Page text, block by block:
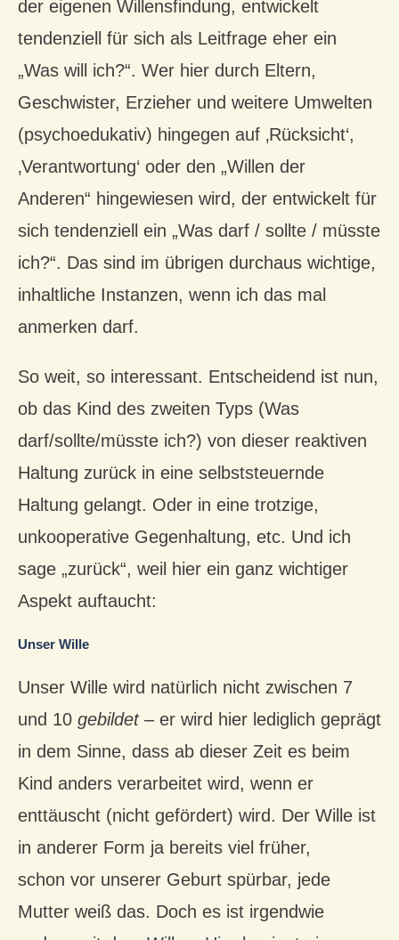
der eigenen Willensfindung, entwickelt
tendenziell für sich als Leitfrage eher ein
„Was will ich?“. Wer hier durch Eltern,
Geschwister, Erzieher und weitere Umwelten
(psychoedukativ) hingegen auf ‚Rücksicht‘,
‚Verantwortung‘ oder den „Willen der
Anderen“ hingewiesen wird, der entwickelt für
sich tendenziell ein „Was darf / sollte / müsste
ich?“. Das sind im übrigen durchaus wichtige,
inhaltliche Instanzen, wenn ich das mal
anmerken darf.
So weit, so interessant. Entscheidend ist nun,
ob das Kind des zweiten Typs (Was
darf/sollte/müsste ich?) von dieser reaktiven
Haltung zurück in eine selbststeuernde
Haltung gelangt. Oder in eine trotzige,
unkooperative Gegenhaltung, etc. Und ich
sage „zurück“, weil hier ein ganz wichtiger
Aspekt auftaucht:
Unser Wille
Unser Wille wird natürlich nicht zwischen 7
und 10 gebildet– er wird hier lediglich geprägt
in dem Sinne, dass ab dieser Zeit es beim
Kind anders verarbeitet wird, wenn er
enttäuscht (nicht gefördert) wird. Der Wille ist
in anderer Form ja bereits viel früher,
schon vor unserer Geburt spürbar, jede
Mutter weiß das. Doch es ist irgendwie